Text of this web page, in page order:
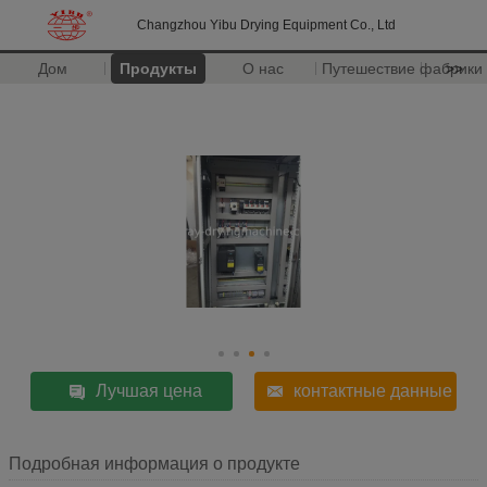
Changzhou Yibu Drying Equipment Co., Ltd
Дом Продукты О нас Путешествие фабрики
>>
Лучшая цена контактные данные
Подробная информация о продукте